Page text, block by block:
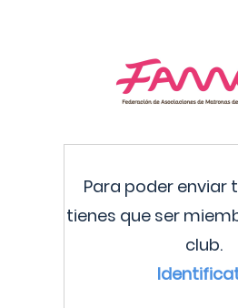
Para poder enviar
tienes que ser
club.